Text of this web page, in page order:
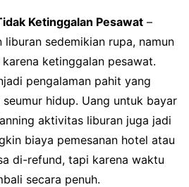
Ketinggalan Pesawat –
liburan sedemikian rupa, namun
ketinggalan pesawat.
pengalaman pahit yang
hidup. Uang untuk bayar
aktivitas liburan juga jadi
biaya pemesanan hotel atau
di-refund, tapi karena waktu
secara penuh.